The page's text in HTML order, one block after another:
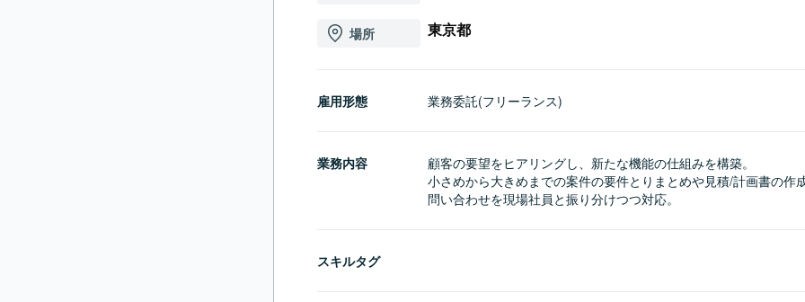
場所 東京都
雇用形態 業務委託(フリーランス)
業務内容
顧客の要望をヒアリングし、新たな機能の仕組みを構築。
小さめから大きめまでの案件の要件とりまとめや見積/計画書の作
問い合わせを現場社員と振り分けつつ対応。
スキルタグ